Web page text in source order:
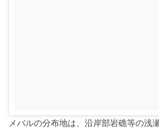
メバルの分布地は、沿岸部岩礁等の浅